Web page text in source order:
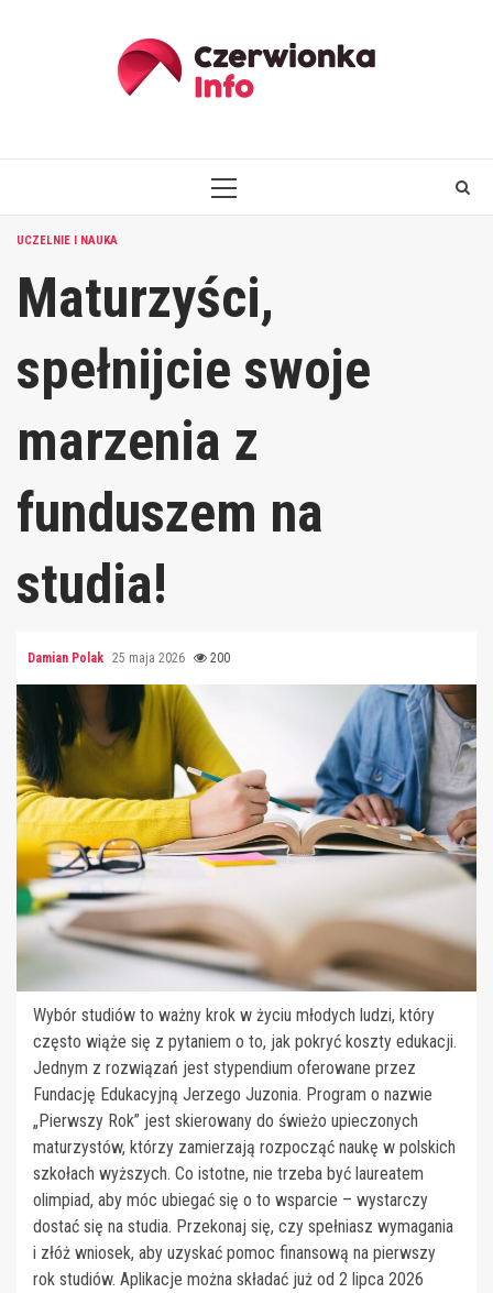
PRIMARY
UCZELNIE I NAUKA
Maturzyści,
spełnijcie swoje
marzenia z
funduszem na
studia!
Damian Polak 25 maja 2026 200
Wybór studiów to ważny krok w życiu młodych ludzi, który
często wiąże się z pytaniem o to, jak pokryć koszty edukacji.
Jednym z rozwiązań jest stypendium oferowane przez
Fundację Edukacyjną Jerzego Juzonia. Program o nazwie
„Pierwszy Rok” jest skierowany do świeżo upieczonych
maturzystów, którzy zamierzają rozpocząć naukę w polskich
szkołach wyższych. Co istotne, nie trzeba być laureatem
olimpiad, aby móc ubiegać się o to wsparcie – wystarczy
dostać się na studia. Przekonaj się, czy spełniasz wymagania
i złóż wniosek, aby uzyskać pomoc finansową na pierwszy
rok studiów. Aplikacje można składać już od 2 lipca 2026